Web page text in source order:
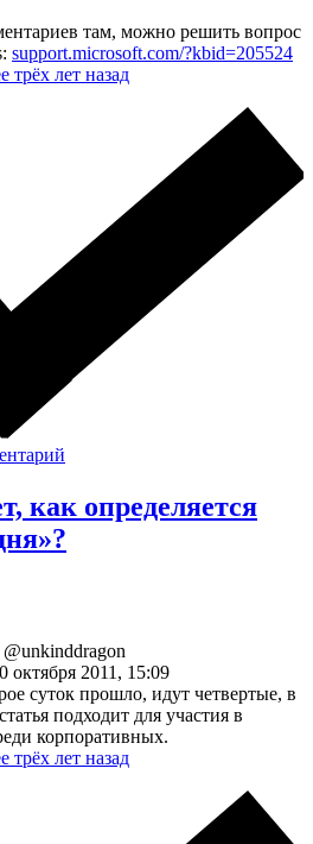
там, можно решить вопрос
support.microsoft.com/?kbid=205524
трёх лет назад
как определяется
@unkinddragon
2011, 15:09
суток прошло, идут четвертые, в
подходит для участия в
корпоративных.
трёх лет назад